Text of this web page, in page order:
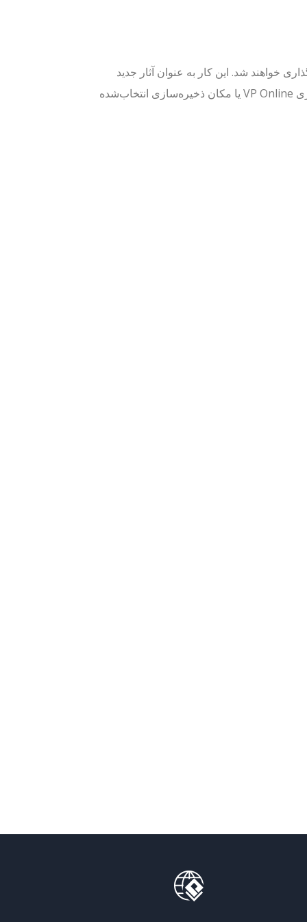
خواهند شد. این کار به عنوان آثار جدید
مدیریت خواهد شد. می‌توانید ویرایش را ادامه دهید و آن را دوباره به فضای کاری VP Online یا مکان ذخیره‌سازی انتخاب‌شده